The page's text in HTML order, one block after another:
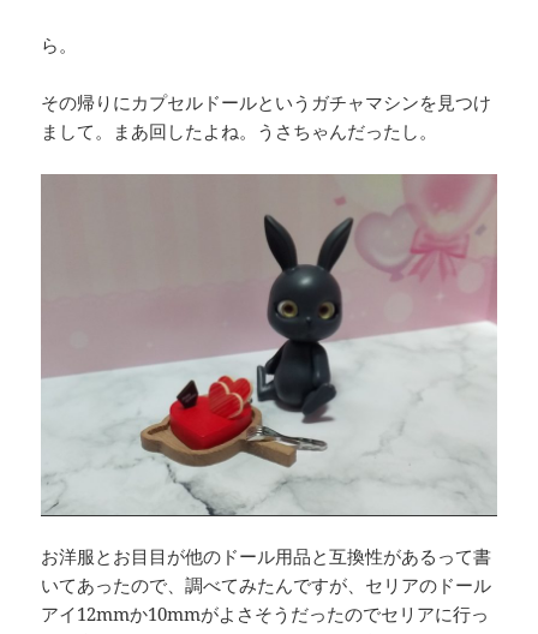
ら。
その帰りにカプセルドールというガチャマシンを見つけ
まして。まあ回したよね。うさちゃんだったし。
お洋服とお目目が他のドール用品と互換性があるって書
いてあったので、調べてみたんですが、セリアのドール
アイ12mmか10mmがよさそうだったのでセリアに行っ